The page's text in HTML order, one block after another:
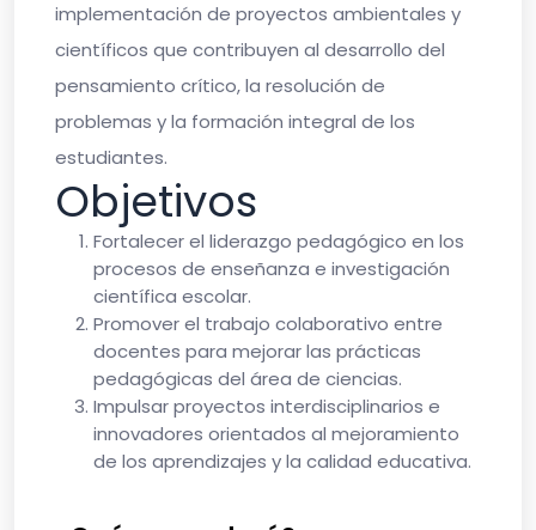
implementación de proyectos ambientales y
científicos que contribuyen al desarrollo del
pensamiento crítico, la resolución de
problemas y la formación integral de los
estudiantes.
Objetivos
Fortalecer el liderazgo pedagógico en los
procesos de enseñanza e investigación
científica escolar.
Promover el trabajo colaborativo entre
docentes para mejorar las prácticas
pedagógicas del área de ciencias.
Impulsar proyectos interdisciplinarios e
innovadores orientados al mejoramiento
de los aprendizajes y la calidad educativa.